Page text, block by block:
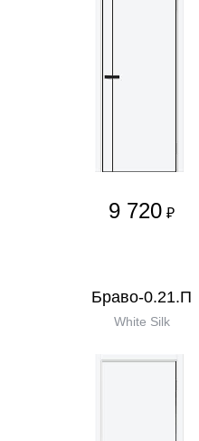
9 720 ₽
Браво-0.21.П
White Silk